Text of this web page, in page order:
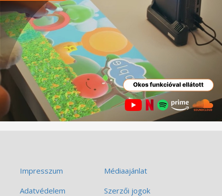
Impresszum
Médiaajánlat
Adatvédelem
Szerzői jogok